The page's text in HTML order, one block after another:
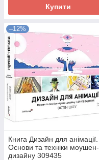
Купити
–12%
Книга Дизайн для анімації.
Основи та техніки моушен-
дизайну 309435